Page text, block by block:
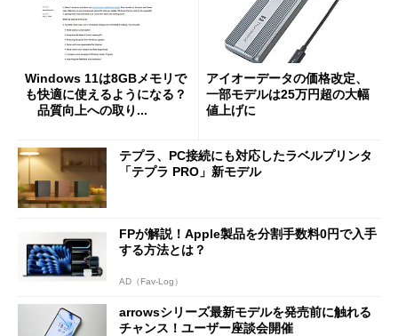
Windows 11は8GBメモリで
も快適に使えるようになる？
品質向上への取り...
アイオーデータの価格改定、
一部モデルは25万円超の大幅
値上げに
テプラ、PC接続にも対応したラベルプリンタ
「テプラ PRO」新モデル
FPが解説！Apple製品を分割手数料0円で入手
する方法とは？
AD（Fav-Log）
arrowsシリーズ最新モデルを発売前に触れる
チャンス！ユーザー座談会開催